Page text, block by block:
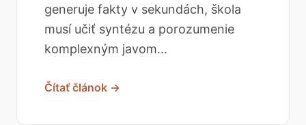
generuje fakty v sekundách, škola
musí učiť syntézu a porozumenie
komplexným javom...
Čítať článok →